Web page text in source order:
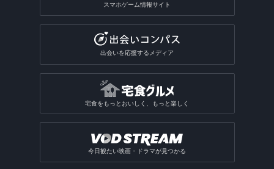
スマホゲーム情報サイト
出会いを応援するメディア
宅食をもっとおいしく、もっと楽しく
今日観たい映画・ドラマが見つかる